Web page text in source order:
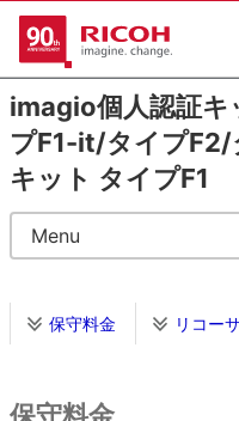
imagio個人認証
プF1-it/タイプF2/
キット タイプF1
Menu
保守料金 リコー